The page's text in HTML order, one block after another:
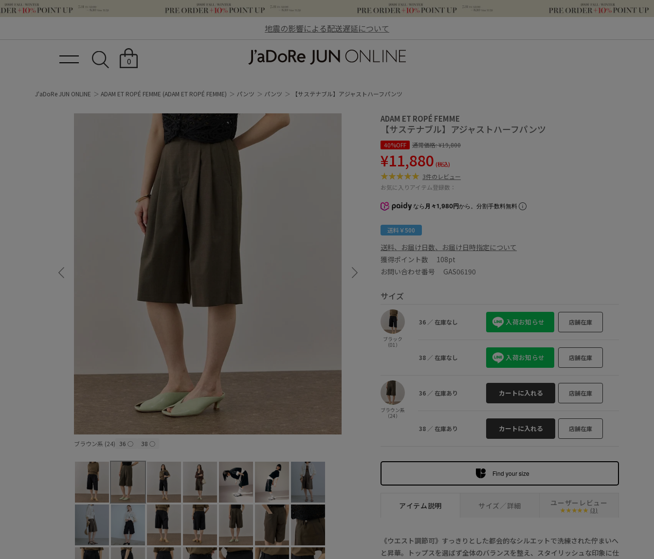
地震の影響による配送遅延について
0
J'aDoRe JUN ONLINE ADAM ET ROPÉ FEMME (ADAM ET ROPÉ FEMME) パンツ パンツ 【サステナブル】アジャストハーフパンツ
ブラウン系 (24) 36 ○ 38 ○
ADAM ET ROPÉ FEMME
【サステナブル】アジャストハーフパンツ
40%OFF 通常価格:¥19,800
¥11,880 (税込)
3件のレビュー
お気に入りアイテム登録数：
なら 月々1,980円から。分割手数料無料
送料￥500
送料、お届け日数、お届け日時指定について
獲得ポイント数 108pt
お問い合わせ番号 GAS06190
サイズ
ブラック
（01）
36 ／ 在庫なし 入荷お知らせ 店舗在庫
38 ／ 在庫なし 入荷お知らせ 店舗在庫
ブラウン系
（24）
36 ／ 在庫あり カートに入れる 店舗在庫
38 ／ 在庫あり カートに入れる 店舗在庫
Find your size
アイテム説明 サイズ／詳細 ユーザーレビュー
(3)
《ウエスト調節可》すっきりとした都会的なシルエットで洗練された佇まいへ
と昇華。トップスを選ばず全体のバランスを整え、スタイリッシュな印象に仕